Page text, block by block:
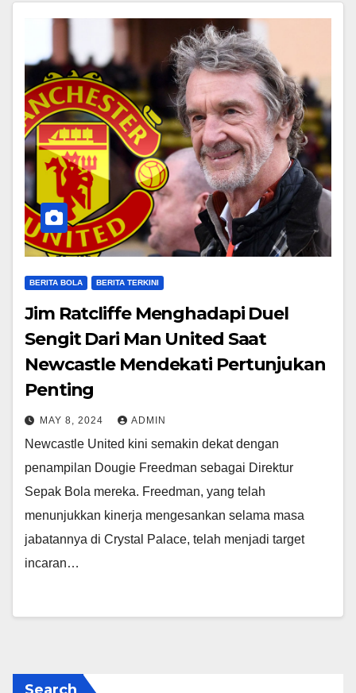
BERITA BOLA BERITA TERKINI
Jim Ratcliffe Menghadapi Duel
Sengit Dari Man United Saat
Newcastle Mendekati Pertunjukan
Penting
MAY 8, 2024 ADMIN
Newcastle United kini semakin dekat dengan
penampilan Dougie Freedman sebagai Direktur
Sepak Bola mereka. Freedman, yang telah
menunjukkan kinerja mengesankan selama masa
jabatannya di Crystal Palace, telah menjadi target
incaran…